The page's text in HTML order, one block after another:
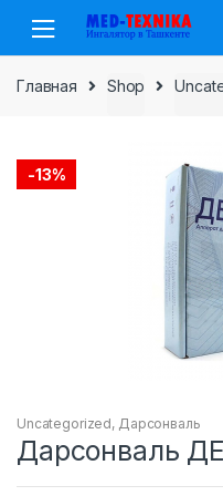
navigation
content
Главная Shop
-13%
Uncategorized, Дарсонваль
Дарсонваль